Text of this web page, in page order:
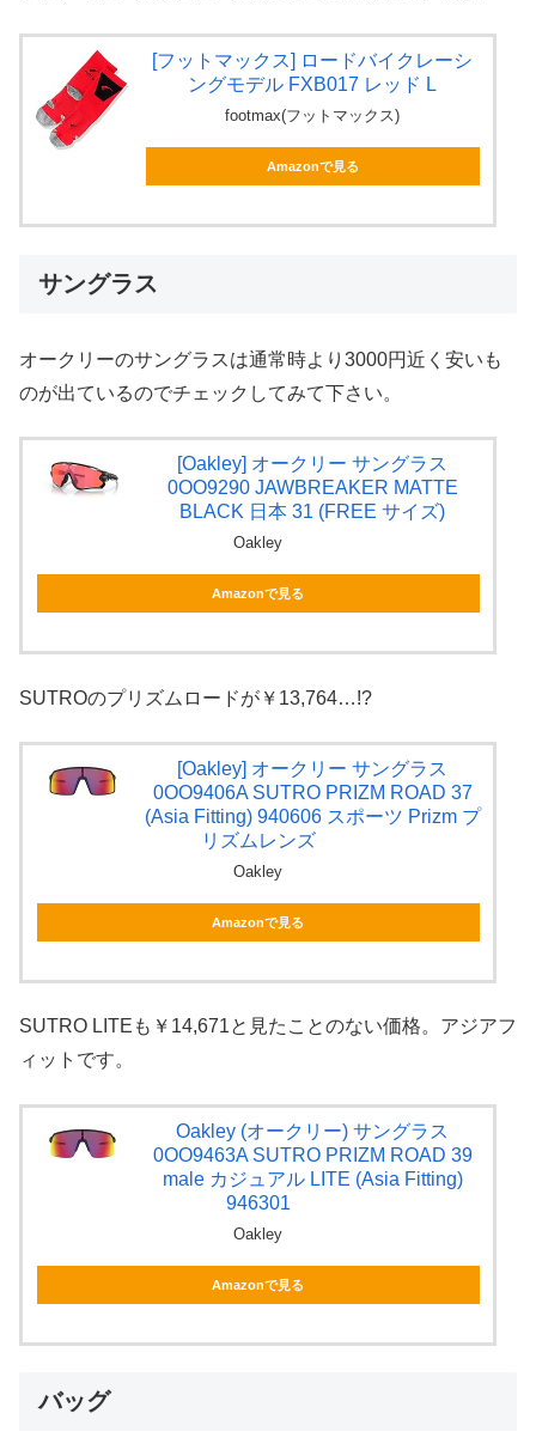
[フットマックス] ロードバイクレーシ
ングモデル FXB017 レッド L
footmax(フットマックス)
Amazonで見る
サングラス
オークリーのサングラスは通常時より3000円近く安いも
のが出ているのでチェックしてみて下さい。
[Oakley] オークリー サングラス
0OO9290 JAWBREAKER MATTE
BLACK 日本 31 (FREE サイズ)
Oakley
Amazonで見る
SUTROのプリズムロードが￥13,764…!?
[Oakley] オークリー サングラス
0OO9406A SUTRO PRIZM ROAD 37
(Asia Fitting) 940606 スポーツ Prizm プ
リズムレンズ
Oakley
Amazonで見る
SUTRO LITEも￥14,671と見たことのない価格。アジアフ
ィットです。
Oakley (オークリー) サングラス
0OO9463A SUTRO PRIZM ROAD 39
male カジュアル LITE (Asia Fitting)
946301
Oakley
Amazonで見る
バッグ